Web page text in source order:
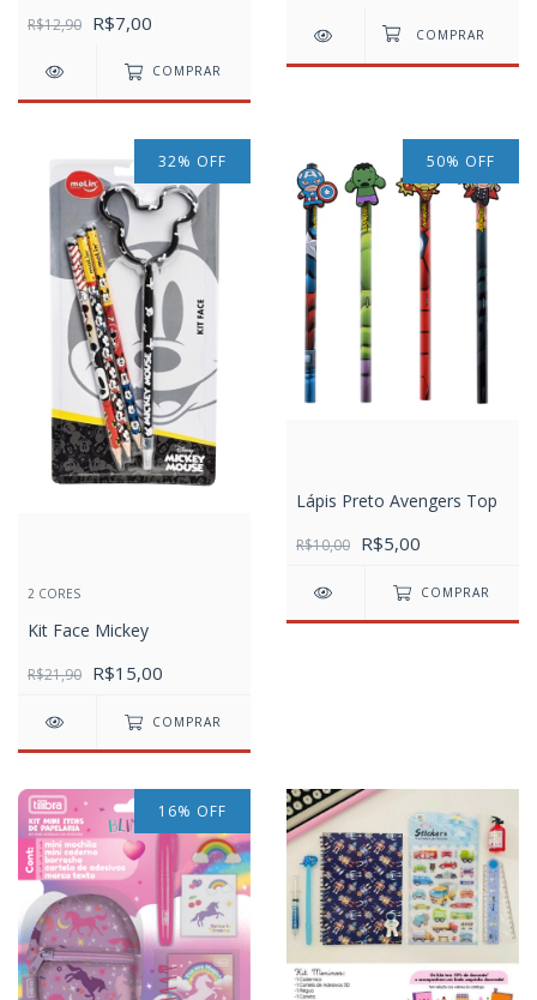
R$12,90 R$7,00
COMPRAR
32% OFF
2 CORES
Kit Face Mickey
R$21,90 R$15,00
COMPRAR
50% OFF
Lápis Preto Avengers Top
R$10,00 R$5,00
COMPRAR
16% OFF